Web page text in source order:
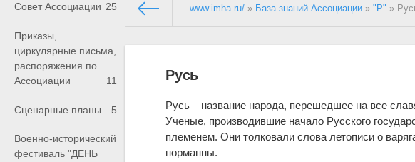
Совет Ассоциации 25
Приказы,
циркулярные письма,
распоряжения по
Ассоциации
11
Сценарные планы 5
Военно-исторический
фестиваль "ДЕНЬ
www.imha.ru/ » База знаний Ассоциации »"Р" »
Русь
Русь – название народа, перешедшее на все
Ученые, производившие начало Русского
племенем. Они толковали слова летописи о
норманны.